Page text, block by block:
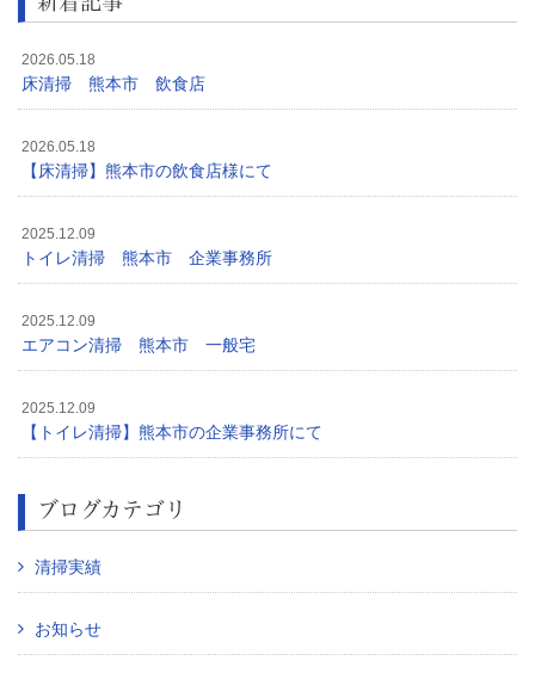
2026.05.18
床清掃 熊本市 飲食店
2026.05.18
【床清掃】熊本市の飲食店様にて
2025.12.09
トイレ清掃 熊本市 企業事務所
2025.12.09
エアコン清掃 熊本市 一般宅
2025.12.09
【トイレ清掃】熊本市の企業事務所にて
ブログカテゴリ
清掃実績
お知らせ